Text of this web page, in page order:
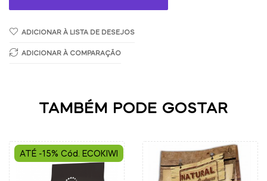
ADICIONAR À LISTA DE DESEJOS
ADICIONAR À COMPARAÇÃO
TAMBÉM PODE GOSTAR
ATÉ -15% Cód. ECOKIWI